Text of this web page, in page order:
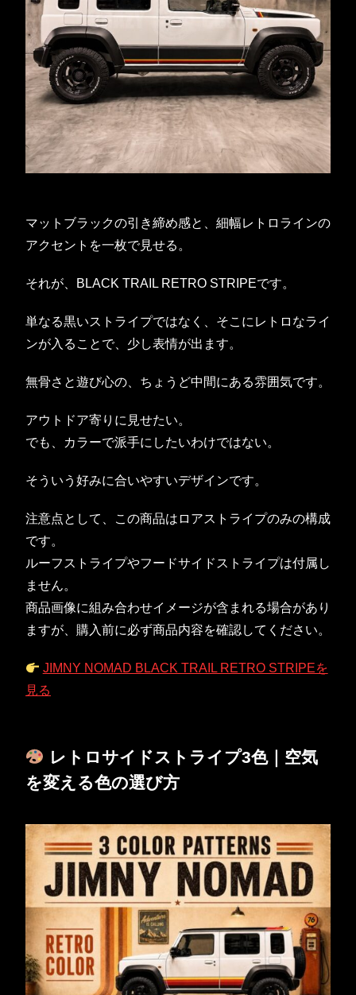
マットブラックの引き締め感と、細幅レトロラインの
アクセントを一枚で見せる。
それが、BLACK TRAIL RETRO STRIPEです。
単なる黒いストライプではなく、そこにレトロなライ
ンが入ることで、少し表情が出ます。
無骨さと遊び心の、ちょうど中間にある雰囲気です。
アウトドア寄りに見せたい。
でも、カラーで派手にしたいわけではない。
そういう好みに合いやすいデザインです。
注意点として、この商品はロアストライプのみの構成
です。
ルーフストライプやフードサイドストライプは付属し
ません。
商品画像に組み合わせイメージが含まれる場合があり
ますが、購入前に必ず商品内容を確認してください。
JIMNY NOMAD BLACK TRAIL RETRO STRIPEを
見る
レトロサイドストライプ3色｜空気
を変える色の選び方